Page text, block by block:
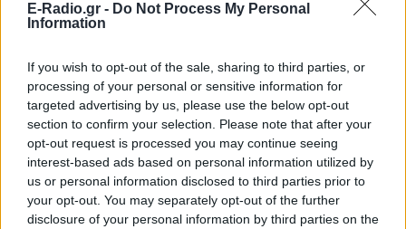
E-Radio.gr - Do Not Process My Personal
Information
If you wish to opt-out of the sale, sharing to third parties, or
processing of your personal or sensitive information for
targeted advertising by us, please use the below opt-out
section to confirm your selection. Please note that after your
opt-out request is processed you may continue seeing
interest-based ads based on personal information utilized by
us or personal information disclosed to third parties prior to
your opt-out. You may separately opt-out of the further
disclosure of your personal information by third parties on the
ΣΤΗΝ ΙΔΙΑ ΚΑΤΗΓΟΡΙΑ
Ο Μπρούκλιν Μπέκαμ έβρασε
μακαρόνια με θαλασσινό νερό
και δέχτηκε ανελέητο
τρολάρισμα online
Πολλοί εξέφρασαν απορία για την
καταλληλότητα του νερού, με σχόλια
όπως «τα πόδια του δεν ήταν μέσα σε
αυτό;»